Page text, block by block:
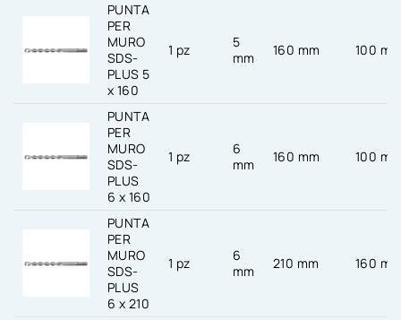
PUNTA
PER
MURO
SDS-
PLUS 5
x 160
1 pz
5
mm
160 mm 100
PUNTA
PER
MURO
SDS-
PLUS
6 x 160
1 pz
6
mm
160 mm 100
PUNTA
PER
MURO
SDS-
PLUS
6 x 210
1 pz
6
mm
210 mm 160